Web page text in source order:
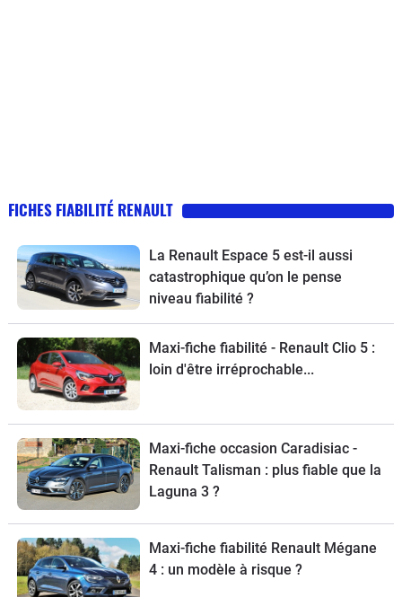
FICHES FIABILITÉ RENAULT
La Renault Espace 5 est-il aussi
catastrophique qu’on le pense
niveau fiabilité ?
Maxi-fiche fiabilité - Renault Clio 5 :
loin d'être irréprochable...
Maxi-fiche occasion Caradisiac -
Renault Talisman : plus fiable que la
Laguna 3 ?
Maxi-fiche fiabilité Renault Mégane
4 : un modèle à risque ?